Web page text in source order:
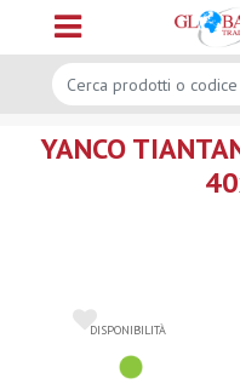
Open menu
YANCO
DISPONIBILITÀ